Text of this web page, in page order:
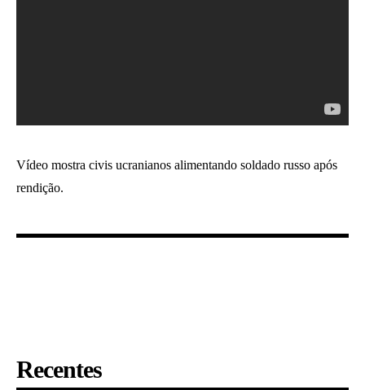
Vídeo mostra civis ucranianos alimentando soldado russo após
rendição.
Recentes